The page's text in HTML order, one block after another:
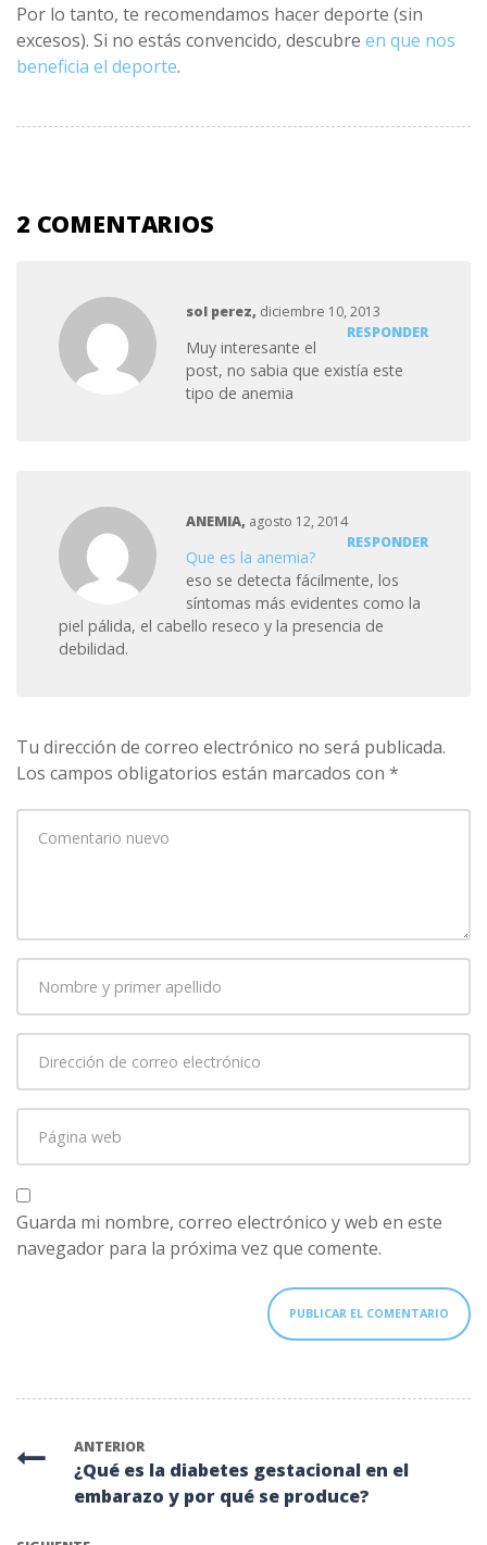
Por lo tanto, te recomendamos hacer deporte (sin
excesos). Si no estás convencido, descubre en que nos
beneficia el deporte.
2 COMENTARIOS
sol perez, diciembre 10, 2013
RESPONDER
Muy interesante el
post, no sabia que existía este
tipo de anemia
ANEMIA, agosto 12, 2014
RESPONDER
Que es la anemia?
eso se detecta fácilmente, los
síntomas más evidentes como la
piel pálida, el cabello reseco y la presencia de
debilidad.
Tu dirección de correo electrónico no será publicada.
Los campos obligatorios están marcados con *
comentario*
primer
correo
web
Guarda mi nombre, correo electrónico y web en este
navegador para la próxima vez que comente.
ANTERIOR
¿Qué es la diabetes gestacional en el
embarazo y por qué se produce?